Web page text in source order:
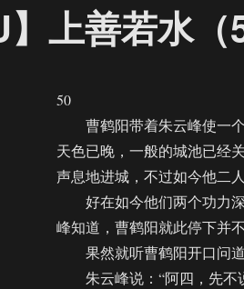
】上善若水（
50
曹鹤阳带着朱云峰使一个
天色已晚，一般的城池已经
声息地进城，不过如今他二
好在如今他们两个功力深
峰知道，曹鹤阳就此停下并
果然就听曹鹤阳开口问道
朱云峰说：“阿四，先不